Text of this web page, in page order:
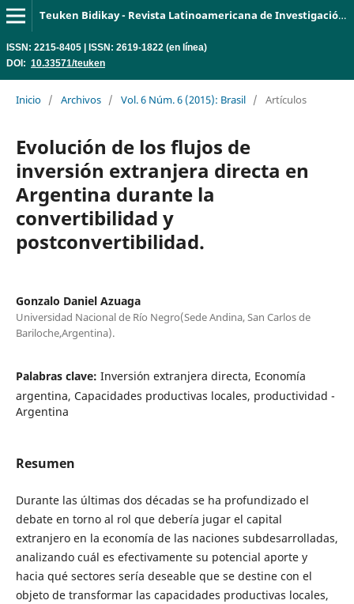
Teuken Bidikay - Revista Latinoamericana de Investigación en Organizaciones, Ambiente y Sociedad
ISSN: 2215-8405 | ISSN: 2619-1822 (en línea)
DOI: 10.33571/teuken
Inicio / Archivos / Vol. 6 Núm. 6 (2015): Brasil / Artículos
Evolución de los flujos de
inversión extranjera directa en
Argentina durante la
convertibilidad y
postconvertibilidad.
Gonzalo Daniel Azuaga
Universidad Nacional de Río Negro(Sede Andina, San Carlos de
Bariloche,Argentina).
Palabras clave: Inversión extranjera directa, Economía
argentina, Capacidades productivas locales, productividad -
Argentina
Resumen
Durante las últimas dos décadas se ha profundizado el
debate en torno al rol que debería jugar el capital
extranjero en la economía de las naciones subdesarrolladas,
analizando cuál es efectivamente su potencial aporte y
hacia qué sectores sería deseable que se destine con el
objeto de transformar las capacidades productivas locales,